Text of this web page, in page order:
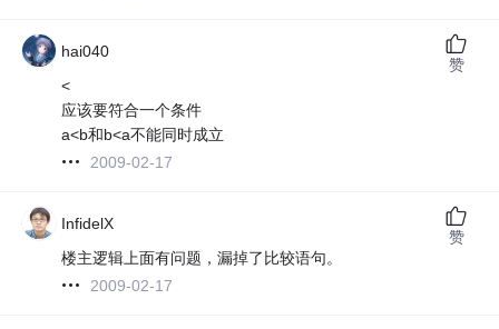
hai040
<
应该要符合一个条件
a<b和b<a不能同时成立
2009-02-17
赞
InfidelX
楼主逻辑上面有问题，漏掉了比较语句。
2009-02-17
赞